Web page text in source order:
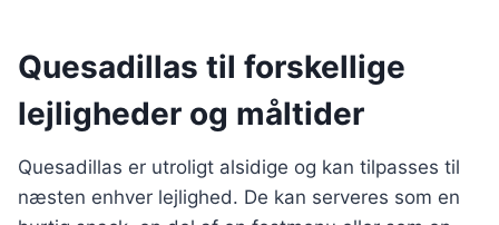
Quesadillas til forskellige
lejligheder og måltider
Quesadillas er utroligt alsidige og kan tilpasses til
næsten enhver lejlighed. De kan serveres som en